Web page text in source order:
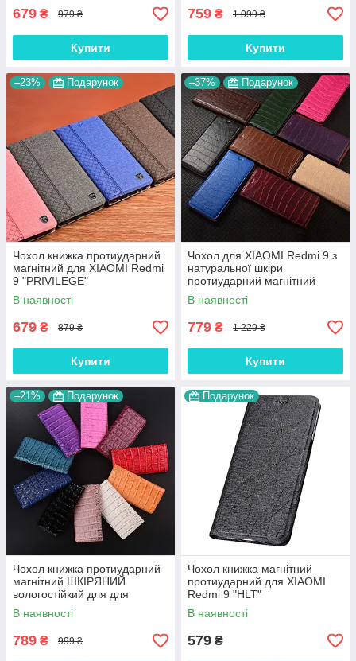
679 ₴ 979 ₴
Купити
759 ₴ 1 099 ₴
Купити
–23% Подарунок
Чохол книжка протиударний
магнітний для XIAOMI Redmi
9 "PRIVILEGE"
В наявності
679 ₴ 879 ₴
Купити
–37% Подарунок
Чохол для XIAOMI Redmi 9 з
натуральної шкіри
протиударний магнітний
книжка з підставкою "LUXOR"
В наявності
779 ₴ 1 229 ₴
Купити
–21% Подарунок
Чохол книжка протиударний
магнітний ШКІРЯНИЙ
вологостійкий для для
XIAOMI Redmi 9 "LUXON"
В наявності
789 ₴ 999 ₴
Подарунок
Чохол книжка магнітний
протиударний для XIAOMI
Redmi 9 "HLT"
В наявності
579 ₴